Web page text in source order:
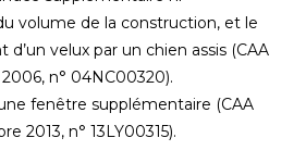
volume de la construction, et le
velux par un chien assis (CAA
2006, n° 04NC00320).
fenêtre supplémentaire (CAA
2013, n° 13LY00315).